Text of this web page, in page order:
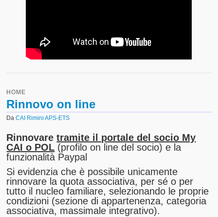
HOME
Rinnovo on line
DaCAI Rimini APS-ETS
Rinnovaretramite il portale del socio My
CAI o POL (profilo on line del socio) e la
funzionalità Paypal
Si evidenzia che è possibile unicamente
rinnovare la quota associativa, per sé o per
tutto il nucleo familiare, selezionando le proprie
condizioni (sezione di appartenenza, categoria
associativa, massimale integrativo).